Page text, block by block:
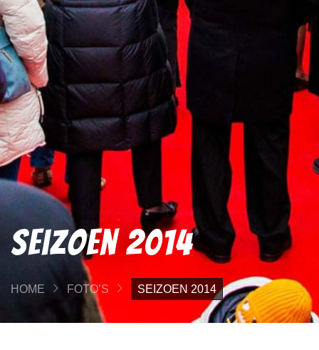
Seizoen 2014
HOME FOTO’S SEIZOEN 2014